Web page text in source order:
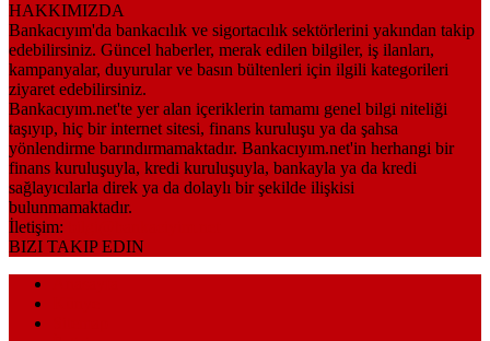
HAKKIMIZDA
Bankacıyım'da bankacılık ve sigortacılık sektörlerini yakından takip
edebilirsiniz. Güncel haberler, merak edilen bilgiler, iş ilanları,
kampanyalar, duyurular ve basın bültenleri için ilgili kategorileri
ziyaret edebilirsiniz.
Bankacıyım.net'te yer alan içeriklerin tamamı genel bilgi niteliği
taşıyıp, hiç bir internet sitesi, finans kuruluşu ya da şahsa
yönlendirme barındırmamaktadır. Bankacıyım.net'in herhangi bir
finans kuruluşuyla, kredi kuruluşuyla, bankayla ya da kredi
sağlayıcılarla direk ya da dolaylı bir şekilde ilişkisi
bulunmamaktadır.
İletişim:
BIZI TAKIP EDIN